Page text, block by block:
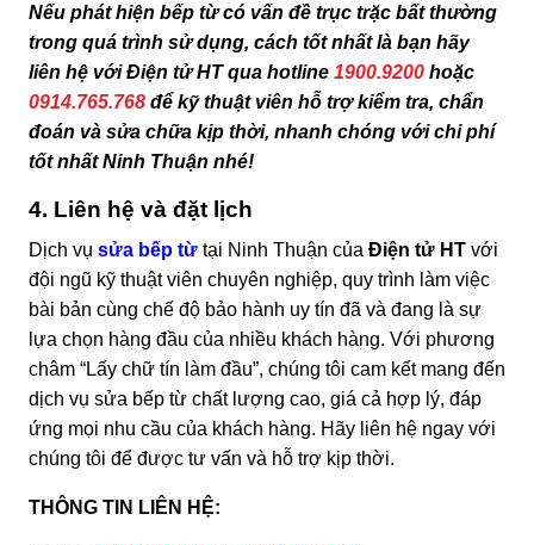
Nếu phát hiện bếp từ có vấn đề trục trặc bất thường
trong quá trình sử dụng, cách tốt nhất là bạn hãy
liên hệ với Điện tử HT qua hotline 1900.9200 hoặc
0914.765.768 để kỹ thuật viên hỗ trợ kiểm tra, chẩn
đoán và sửa chữa kịp thời, nhanh chóng với chi phí
tốt nhất Ninh Thuận nhé!
4. Liên hệ và đặt lịch
Dịch vụ sửa bếp từ tại Ninh Thuận của Điện tử HT với
đội ngũ kỹ thuật viên chuyên nghiệp, quy trình làm việc
bài bản cùng chế độ bảo hành uy tín đã và đang là sự
lựa chọn hàng đầu của nhiều khách hàng. Với phương
châm “Lấy chữ tín làm đầu”, chúng tôi cam kết mang đến
dịch vụ sửa bếp từ chất lượng cao, giá cả hợp lý, đáp
ứng mọi nhu cầu của khách hàng. Hãy liên hệ ngay với
chúng tôi để được tư vấn và hỗ trợ kịp thời.
THÔNG TIN LIÊN HỆ: